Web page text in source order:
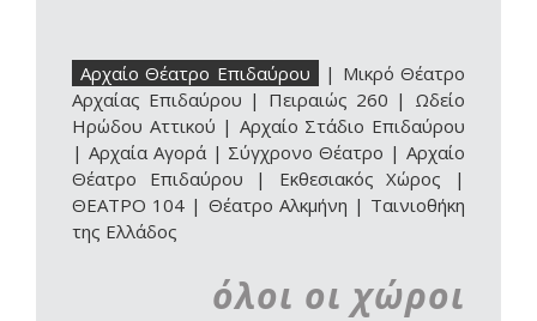
Αρχαίο Θέατρο Επιδαύρου | Μικρό Θέατρο
Αρχαίας Επιδαύρου | Πειραιώς 260 | Ωδείο
Ηρώδου Αττικού | Αρχαίο Στάδιο Επιδαύρου
| Αρχαία Αγορά| Σύγχρονο Θέατρο |Αρχαίο
Θέατρο Επιδαύρου | Εκθεσιακός Χώρος |
ΘΕΑΤΡΟ 104 | Θέατρο Αλκμήνη | Ταινιοθήκη
της Ελλάδος
όλοι οι χώροι